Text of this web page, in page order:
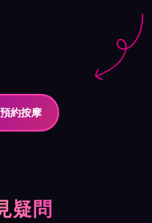
約按摩
疑問